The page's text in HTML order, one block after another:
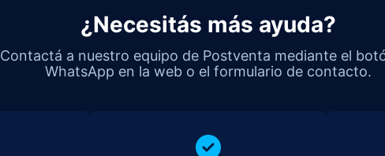
¿Necesitás más ayuda?
Contactá a nuestro equipo de Postventa mediante el
WhatsApp en la web o el formulario de contacto.